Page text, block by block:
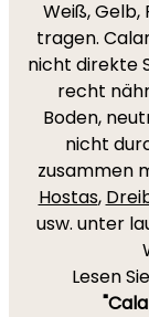
Weiß, Gelb,
tragen.
nicht direkte
recht
Boden,
nicht
zusammen
Hostas,
usw. unter
Lesen